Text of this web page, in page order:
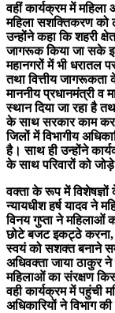
वहीं कार्यक्रम में
महिला सशक्तिकरण को
उन्होंने कहा कि शहरी
जागरूक किया जा सके
महानगरों में भी धरातल
तथा वित्तीय
माननीय प्रधानमंत्री व
स्थान दिया जा रहा है
के साथ सरकार काम कर
जिलों में विभागीय
है। साथ ही उन्होंने
के साथ परिवारों को
वक्ता के रूप में
न्यायधीश हर्ष यादव ने
विनय गुप्ता ने महिलाओं
छोटे बजट इकट्ठे
स्वयं को सशक्त बनाने
अधिवक्ता जाया ठाकुर
महिलाओं का संरक्षण
वही कार्यक्रम में पहुंची
अधिकारियों ने विभाग